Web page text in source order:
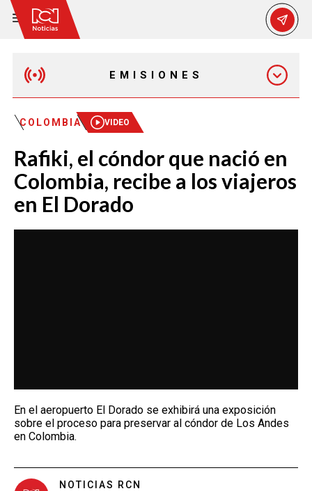
EMISIONES
MAÑANA EXPRESS
EMISIÓN 12:30 PM
EMISIÓN 7:00 PM
COLOMBIA VIDEO
Rafiki, el cóndor que nació en
Colombia, recibe a los viajeros
en El Dorado
En el aeropuerto El Dorado se exhibirá una exposición
sobre el proceso para preservar al cóndor de Los Andes
en Colombia.
NOTICIAS RCN